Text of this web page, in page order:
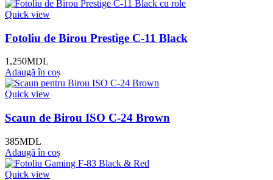
Quick view
Fotoliu de Birou Prestige C-11 Black
1,250MDL
Adaugă în coș
Quick view
Scaun de Birou ISO C-24 Brown
385MDL
Adaugă în coș
Quick view